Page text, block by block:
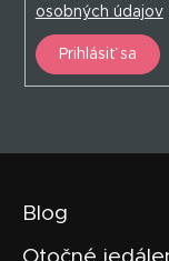
osobných údajov
Prihlásiť sa
Blog